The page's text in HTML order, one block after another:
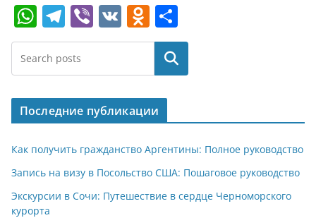
W
h
at
s
A
p
p
T
el
e
gr
a
m
Vi
b
V
K
O
d
o
kl
a
ss
ni
ki
т
п
р
в
и
т
ь
Поиск
Последние публикации
Как получить гражданство Аргентины: Полное руководство
Запись на визу в Посольство США: Пошаговое руководство
Экскурсии в Сочи: Путешествие в сердце Черноморского
курорта